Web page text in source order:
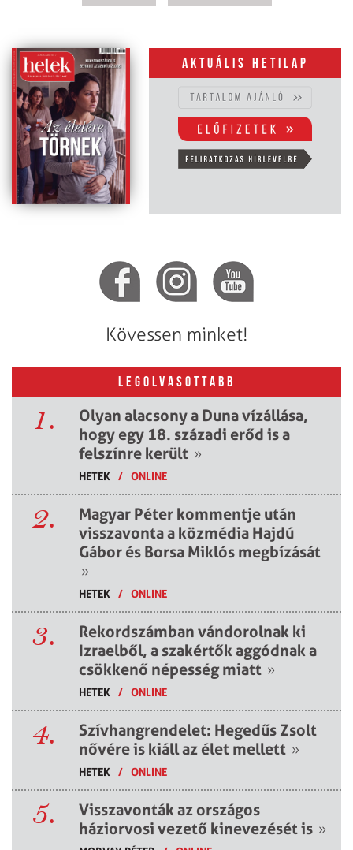
Aktuális hetilap
Kövessen minket!
LEGOLVASOTTABB
1.
Olyan alacsony a Duna vízállása,
hogy egy 18. századi erőd is a
felszínre került »
HETEK / ONLINE
2.
Magyar Péter kommentje után
visszavonta a közmédia Hajdú
Gábor és Borsa Miklós megbízását
»
HETEK / ONLINE
3.
Rekordszámban vándorolnak ki
Izraelből, a szakértők aggódnak a
csökkenő népesség miatt »
HETEK / ONLINE
4.
Szívhangrendelet: Hegedűs Zsolt
nővére is kiáll az élet mellett »
HETEK / ONLINE
5.
Visszavonták az országos
háziorvosi vezető kinevezését is »